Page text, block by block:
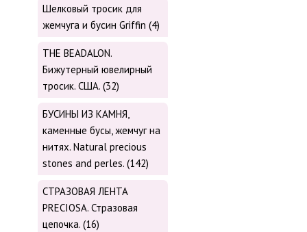
Шелковый тросик для
жемчуга и бусин Griffin (4)
THE BEADALON.
Бижутерный ювелирный
тросик. США. (32)
БУСИНЫ ИЗ КАМНЯ,
каменные бусы, жемчуг на
нитях. Natural precious
stones and perles. (142)
СТРАЗОВАЯ ЛЕНТА
PRECIOSA. Стразовая
цепочка. (16)